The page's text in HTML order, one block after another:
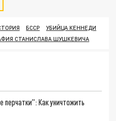
БССР
УБИЙЦА КЕННЕДИ
СТАНИСЛАВА ШУШКЕВИЧА
перчатки": Как уничтожить